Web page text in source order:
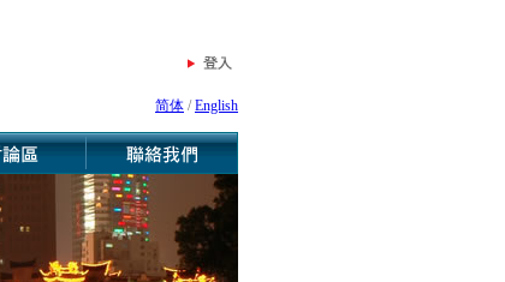
简体 /English